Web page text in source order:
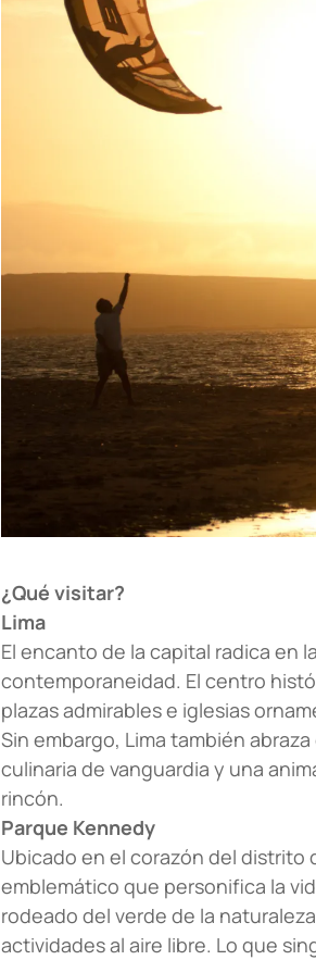
¿Qué visitar?
Lima
El encanto de la capital radica en
contemporaneidad. El centro
plazas admirables e iglesias
Sin embargo, Lima también
culinaria de vanguardia y una
rincón.
Parque Kennedy
Ubicado en el corazón del distrito
emblemático que personifica la
rodeado del verde de la
actividades al aire libre. Lo que